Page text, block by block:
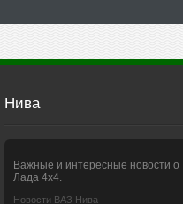
Нива
Важные и интересные новости о
Лада 4х4.
Новости ВАЗ Нива